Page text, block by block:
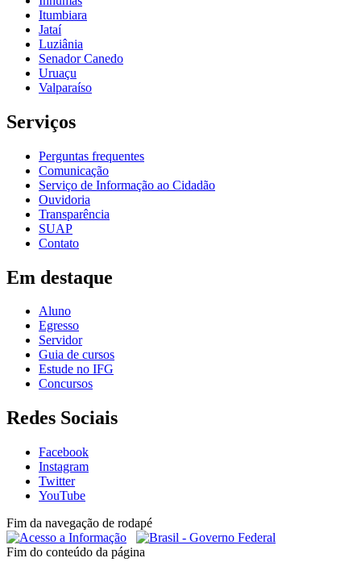
Itumbiara
Jataí
Luziânia
Senador Canedo
Uruaçu
Valparaíso
Serviços
Perguntas frequentes
Comunicação
Serviço de Informação ao Cidadão
Ouvidoria
Transparência
SUAP
Contato
Em destaque
Aluno
Egresso
Servidor
Guia de cursos
Estude no IFG
Concursos
Redes Sociais
Facebook
Instagram
Twitter
YouTube
Fim da navegação de rodapé
Fim do conteúdo da página